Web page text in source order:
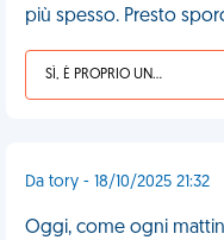
più spesso. Presto
SÌ, È PROPRIO UNA VDM!
Da tory - 18/10/2025 21:32
Oggi, come ogni